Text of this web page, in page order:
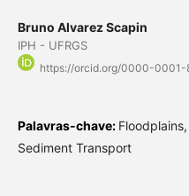
Bruno Alvarez Scapin
IPH - UFRGS
https://orcid.org/0000-0001-
Palavras-chave:
Sediment Transport